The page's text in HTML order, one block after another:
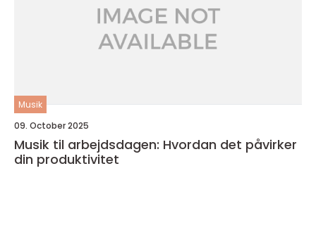
Musik
09. October 2025
Musik til arbejdsdagen: Hvordan det påvirker
din produktivitet